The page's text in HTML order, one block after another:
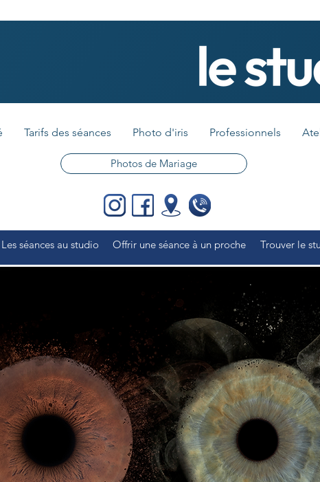
Tarifs des séances Photo d'iris Professionnels
Photos de Mariage
Les séances au studio Offrir une séance à un proche Trouver le